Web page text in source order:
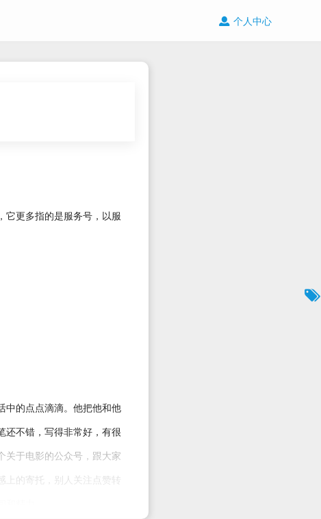
个人中心
它更多指的是服务号，以服
中的点点滴滴。他把他和他
还不错，写得非常好，有很
关于电影的公众号，跟大家
的寄托，别人关注点赞转